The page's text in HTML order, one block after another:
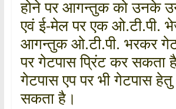
होने पर आगन्तुक को उनके
एवं ई-मेल पर एक ओ.टी.पी.
आगन्तुक ओ.टी.पी. भरकर
पर गेटपास प्रिंट कर
गेटपास एप पर भी गेटपास
सकता है।